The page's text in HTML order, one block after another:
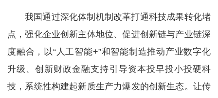
我国通过深化体制机制改革打通科技成果转化堵
点，强化企业创新主体地位、促进创新链与产业链深
度融合，以“人工智能+”和智能制造推动产业数字化
升级、创新财政金融支持引导资本投早投小投硬科
技，系统性构建起新质生产力爆发的创新生态。让传